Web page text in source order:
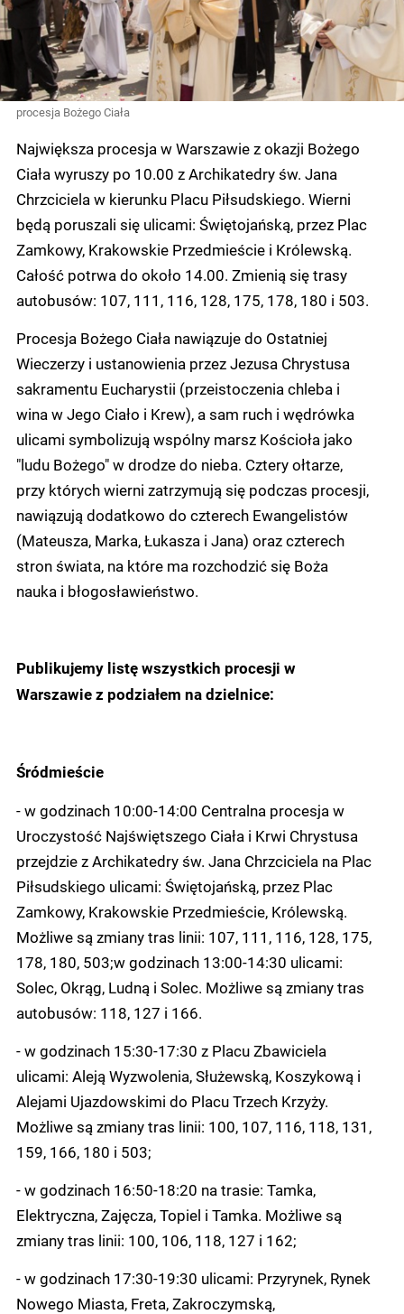
procesja Bożego Ciała
Największa procesja w Warszawie z okazji Bożego
Ciała wyruszy po 10.00 z Archikatedry św. Jana
Chrzciciela w kierunku Placu Piłsudskiego. Wierni
będą poruszali się ulicami: Świętojańską, przez Plac
Zamkowy, Krakowskie Przedmieście i Królewską.
Całość potrwa do około 14.00. Zmienią się trasy
autobusów: 107, 111, 116, 128, 175, 178, 180 i 503.
Procesja Bożego Ciała nawiązuje do Ostatniej
Wieczerzy i ustanowienia przez Jezusa Chrystusa
sakramentu Eucharystii (przeistoczenia chleba i
wina w Jego Ciało i Krew), a sam ruch i wędrówka
ulicami symbolizują wspólny marsz Kościoła jako
"ludu Bożego" w drodze do nieba. Cztery ołtarze,
przy których wierni zatrzymują się podczas procesji,
nawiązują dodatkowo do czterech Ewangelistów
(Mateusza, Marka, Łukasza i Jana) oraz czterech
stron świata, na które ma rozchodzić się Boża
nauka i błogosławieństwo.
Publikujemy listę wszystkich procesji w
Warszawie z podziałem na dzielnice:
Śródmieście
- w godzinach 10:00-14:00 Centralna procesja w
Uroczystość Najświętszego Ciała i Krwi Chrystusa
przejdzie z Archikatedry św. Jana Chrzciciela na Plac
Piłsudskiego ulicami: Świętojańską, przez Plac
Zamkowy, Krakowskie Przedmieście, Królewską.
Możliwe są zmiany tras linii: 107, 111, 116, 128, 175,
178, 180, 503;w godzinach 13:00-14:30 ulicami:
Solec, Okrąg, Ludną i Solec. Możliwe są zmiany tras
autobusów: 118, 127 i 166.
- w godzinach 15:30-17:30 z Placu Zbawiciela
ulicami: Aleją Wyzwolenia, Służewską, Koszykową i
Alejami Ujazdowskimi do Placu Trzech Krzyży.
Możliwe są zmiany tras linii: 100, 107, 116, 118, 131,
159, 166, 180 i 503;
- w godzinach 16:50-18:20 na trasie: Tamka,
Elektryczna, Zajęcza, Topiel i Tamka. Możliwe są
zmiany tras linii: 100, 106, 118, 127 i 162;
- w godzinach 17:30-19:30 ulicami: Przyrynek, Rynek
Nowego Miasta, Freta, Zakroczymską,